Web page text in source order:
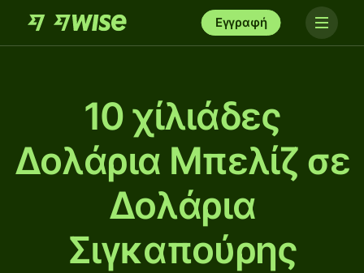
Εγγραφή
10 χίλιάδες
Δολάρια Μπελίζ σε
Δολάρια
Σιγκαπούρης